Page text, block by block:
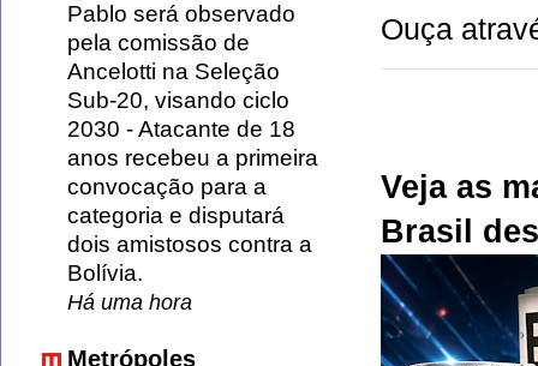
Ouça
Veja as
Brasil
Pablo será observado
pela comissão de
Ancelotti na Seleção
Sub-20, visando ciclo
2030 -Atacante de 18
anos recebeu a primeira
convocação para a
categoria e disputará
dois amistosos contra a
Bolívia.
Há uma hora
Metrópoles